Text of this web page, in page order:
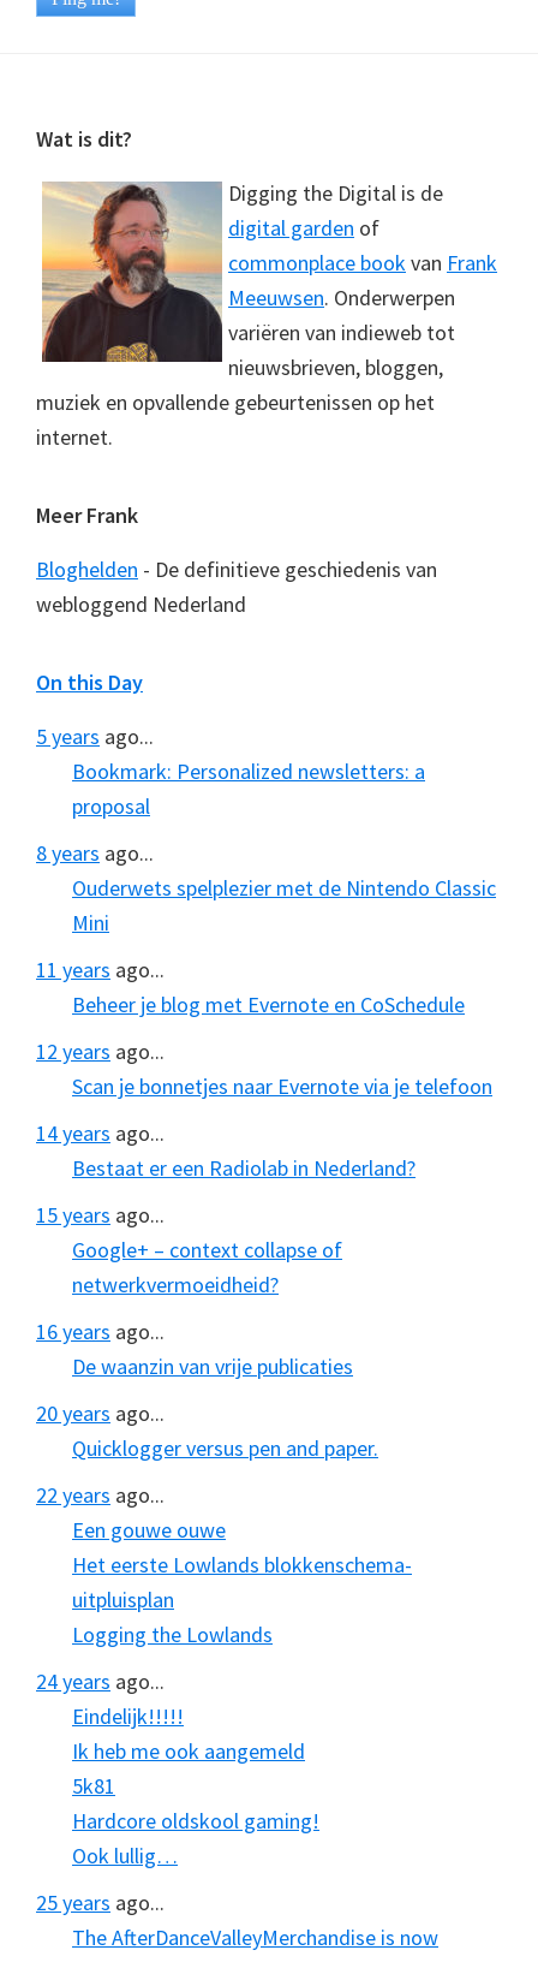
Footer
Wat is dit?
Digging the Digital is de
digital garden of
commonplace bookvan Frank
Meeuwsen. Onderwerpen
variëren van indieweb tot
nieuwsbrieven, bloggen,
muziek en opvallende gebeurtenissen op het
internet.
Meer Frank
Bloghelden - De definitieve geschiedenis van
webloggend Nederland
On this Day
5 years ago...
Bookmark: Personalized newsletters: a
proposal
8 years ago...
Ouderwets spelplezier met de Nintendo Classic
Mini
11 years ago...
Beheer je blog met Evernote en CoSchedule
12 years ago...
Scan je bonnetjes naar Evernote via je telefoon
14 years ago...
Bestaat er een Radiolab in Nederland?
15 years ago...
Google+ – context collapse of
netwerkvermoeidheid?
16 years ago...
De waanzin van vrije publicaties
20 years ago...
Quicklogger versus pen and paper.
22 years ago...
Een gouwe ouwe
Het eerste Lowlands blokkenschema-
uitpluisplan
Logging the Lowlands
24 years ago...
Eindelijk!!!!!
Ik heb me ook aangemeld
5k81
Hardcore oldskool gaming!
Ook lullig…
25 years ago...
The AfterDanceValleyMerchandise is now